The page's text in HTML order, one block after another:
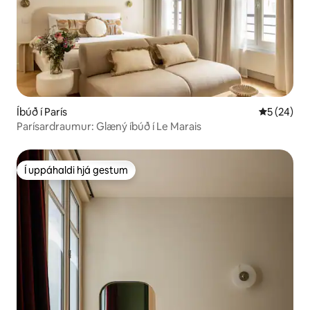
Íbúð í París 5 af 5 í
5 (24)
Parísardraumur: Glæný íbúð í Le Marais
Í uppáhaldi hjá gestum
Í uppáhaldi hjá gestum